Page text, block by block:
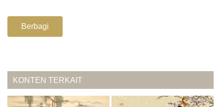
Berbagi
KONTEN TERKAIT